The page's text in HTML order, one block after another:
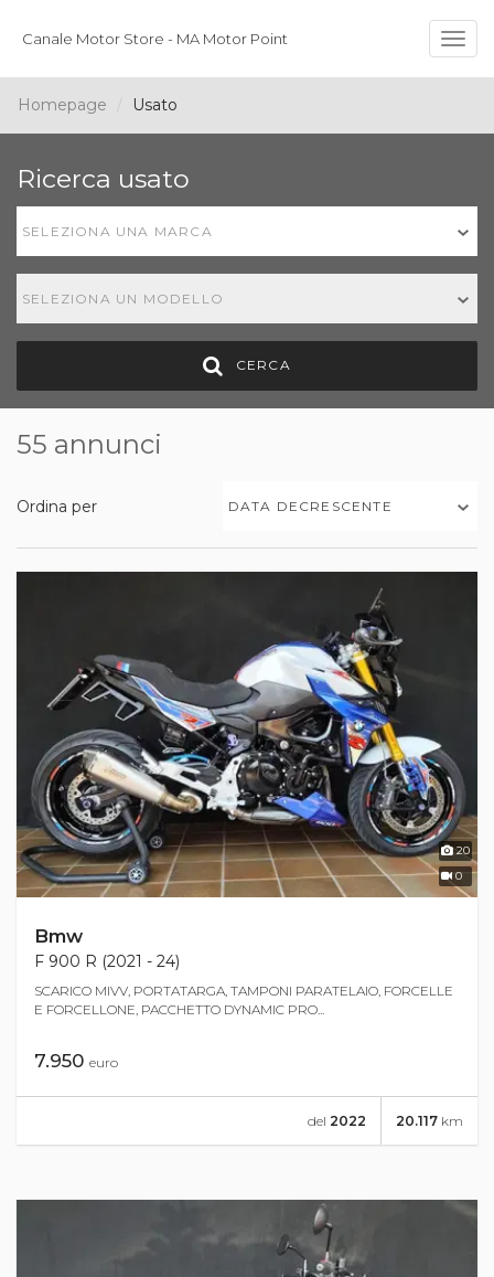
Canale Motor Store - MA Motor Point
Homepage Usato
Ricerca usato
SELEZIONA UNA MARCA
SELEZIONA UN MODELLO
CERCA
55 annunci
Ordina per DATA DECRESCENTE
20
0
Bmw
F 900 R (2021 - 24)
SCARICO MIVV, PORTATARGA, TAMPONI PARATELAIO, FORCELLE
E FORCELLONE, PACCHETTO DYNAMIC PRO...
7.950 euro
20.117 km
del 2022